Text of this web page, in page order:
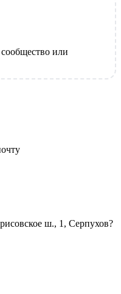
или
ш., 1, Серпухов?